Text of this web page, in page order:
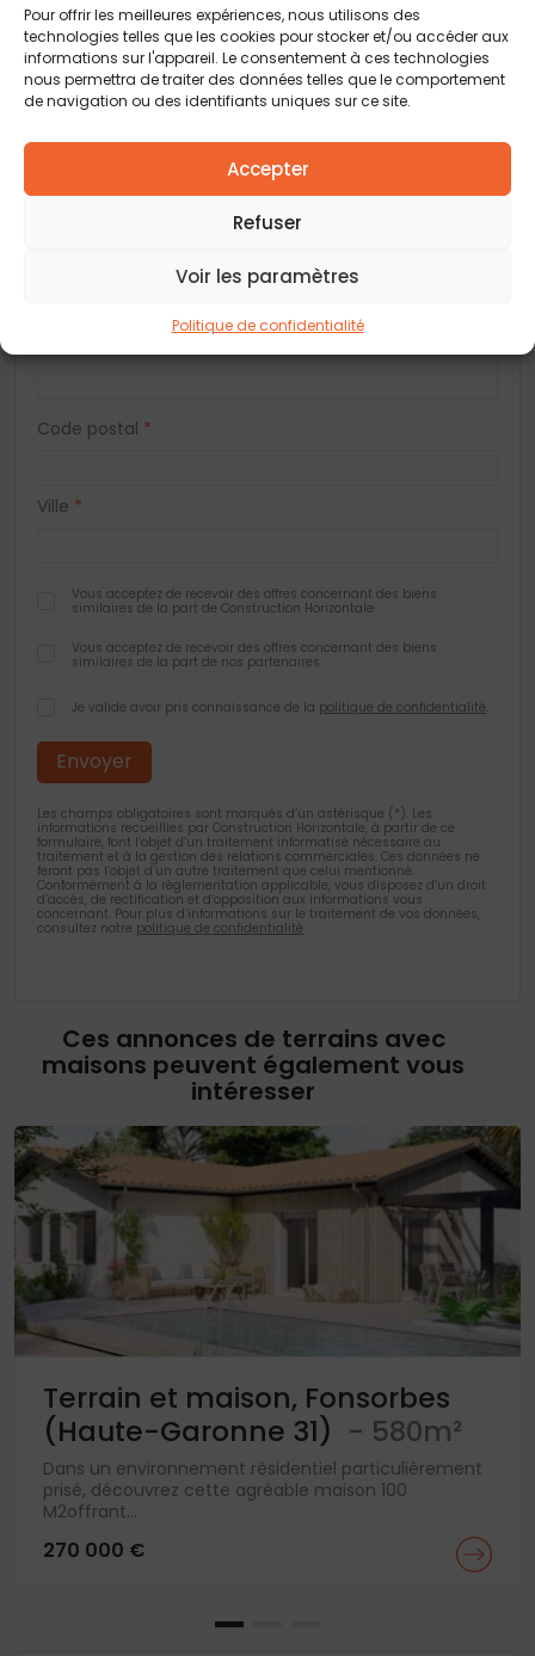
Pour offrir les meilleures expériences, nous utilisons des
technologies telles que les cookies pour stocker et/ou accéder aux
informations sur l'appareil. Le consentement à ces technologies
nous permettra de traiter des données telles que le comportement
de navigation ou des identifiants uniques sur ce site.
Accepter
Refuser
Voir les paramètres
Politique de confidentialité
Nom*
Prénom*
Code postal *
Ville *
Vous acceptez de recevoir des offres concernant des biens
similaires de la part de Construction Horizontale
Vous acceptez de recevoir des offres concernant des biens
similaires de la part de nos partenaires
Je valide avoir pris connaissance de la politique de confidentialité
Les champs obligatoires sont marqués d’un astérisque (*). Les
informations recueillies par Construction Horizontale, à partir de ce
formulaire, font l’objet d’un traitement informatisé nécessaire au
traitement et à la gestion des relations commerciales. Ces données ne
feront pas l’objet d’un autre traitement que celui mentionné.
Conformément à la règlementation applicable, vous disposez d’un droit
d’accès, de rectification et d’opposition aux informations vous
concernant. Pour plus d’informations sur le traitement de vos données,
consultez notre politique de confidentialité
Ces annonces de terrains avec
maisons peuvent également vous
intéresser
Terrain et maison, Fonsorbes
(Haute-Garonne 31) - 580m²
Dans un environnement résidentiel particulièrement
prisé, découvrez cette agréable maison 100
M2offrant...
270 000 €